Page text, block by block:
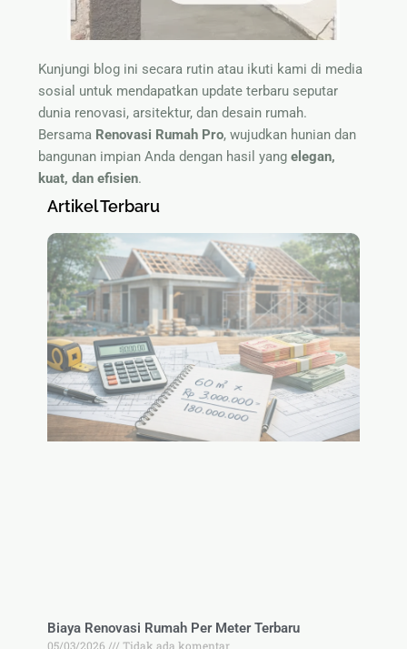
Kunjungi blog ini secara rutin atau ikuti kami di media
sosial untuk mendapatkan update terbaru seputar
dunia renovasi, arsitektur, dan desain rumah.
Bersama Renovasi Rumah Pro, wujudkan hunian dan
bangunan impian Anda dengan hasil yangelegan,
kuat, dan efisien.
Artikel Terbaru
Biaya Renovasi Rumah Per Meter Terbaru
05/03/2026
Tidak ada komentar